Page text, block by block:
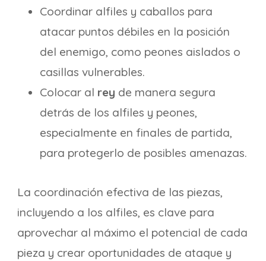
Coordinar alfiles y caballos para
atacar puntos débiles en la posición
del enemigo, como peones aislados o
casillas vulnerables.
Colocar al rey de manera segura
detrás de los alfiles y peones,
especialmente en finales de partida,
para protegerlo de posibles amenazas.
La coordinación efectiva de las piezas,
incluyendo a los alfiles, es clave para
aprovechar al máximo el potencial de cada
pieza y crear oportunidades de ataque y